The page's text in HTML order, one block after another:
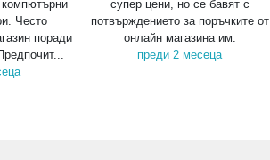
компютърни
Често
поради
супер цени, но се бавят с
потвърждението за поръчките от
онлайн магазина им.
преди 2 месеца